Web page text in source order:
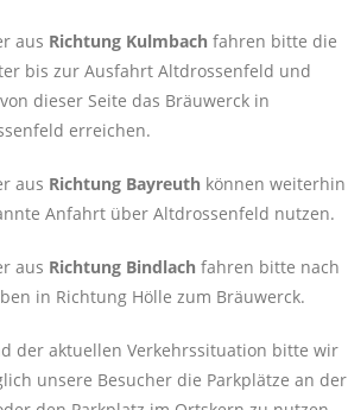
aus Richtung Kulmbach fahren bitte die
bis zur Ausfahrt Altdrossenfeld und
dieser Seite das Bräuwerck in
erreichen.
aus Richtung Bayreuth können weiterhin
Anfahrt über Altdrossenfeld nutzen.
aus Richtung Bindlach fahren bitte nach
in Richtung Hölle zum Bräuwerck.
der aktuellen Verkehrssituation bitte wir
unsere Besucher die Parkplätze an der